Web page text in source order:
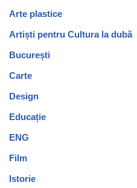
Arte plastice
Artiști pentru Cultura la dubă
București
Carte
Design
Educație
ENG
Film
Istorie